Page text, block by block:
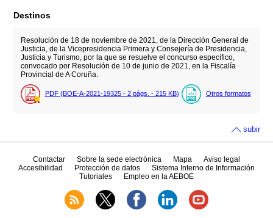
Destinos
Resolución de 18 de noviembre de 2021, de la Dirección General de
Justicia, de la Vicepresidencia Primera y Consejería de Presidencia,
Justicia y Turismo, por la que se resuelve el concurso específico,
convocado por Resolución de 10 de junio de 2021, en la Fiscalía
Provincial de A Coruña.
PDF (BOE-A-2021-19325 - 2 págs. - 215 KB) Otros formatos
subir
Contactar Sobre la sede electrónica Mapa
Aviso legal
Accesibilidad
Protección de datos
Sistema Interno de Información
Tutoriales
Empleo en la AEBOE